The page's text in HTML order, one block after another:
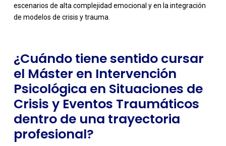
escenarios de alta complejidad emocional y en la integración
de modelos de crisis y trauma.
¿Cuándo tiene sentido cursar
el Máster en Intervención
Psicológica en Situaciones de
Crisis y Eventos Traumáticos
dentro de una trayectoria
profesional?